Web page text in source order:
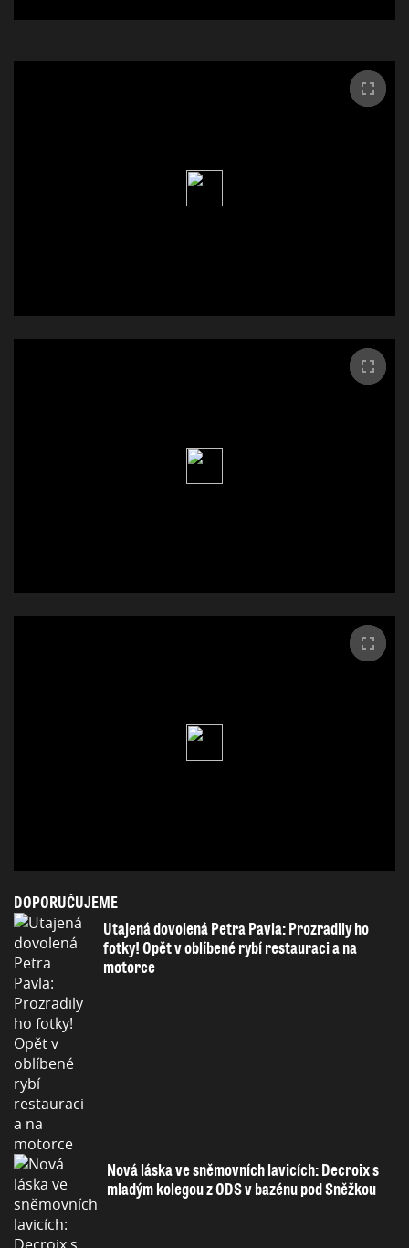
DOPORUČUJEME
Utajená dovolená Petra Pavla: Prozradily ho
fotky! Opět v oblíbené rybí restauraci a na
motorce
Nová láska ve sněmovních lavicích: Decroix s
mladým kolegou z ODS v bazénu pod Sněžkou